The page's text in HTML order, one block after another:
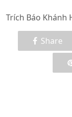
Trích Báo Khánh
Share